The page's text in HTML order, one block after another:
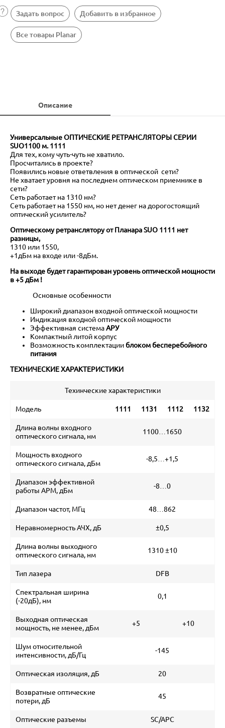
Задать вопрос Добавить в избранное
Все товары Planar
Описание
Универсальные ОПТИЧЕСКИЕ РЕТРАНСЛЯТОРЫСЕРИИ
SUO1100 м. 1111
Для тех, кому чуть-чуть не хватило.
Просчитались в проекте?
Появились новые ответвления в оптической сети?
Не хватает уровня на последнем оптическом приемнике в
сети?
Сеть работает на 1310 нм?
Сеть работает на 1550 нм, но нет денег на дорогостоящий
оптический усилитель?
Оптическому ретранслятору от ПланараSUO 1111 нет
разницы,
1310 или 1550,
+1дБм на входе или -8дБм.
На выходе будет гарантирован уровень оптической мощности
в +5 дБм !
Основные особенности
Широкий диапазон входной оптической мощности
Индикация входной оптической мощности
Эффективная системаАРУ
Компактный литой корпус
Возможность комплектацииблоком бесперебойного
питания
ТЕХНИЧЕСКИЕ ХАРАКТЕРИСТИКИ
Техинческие характеристики
Модель 1111 1131 1112 1132
Длина волны входного
оптического сигнала, нм
1100…1650
Мощность входного
оптического сигнала, дБм
-8,5…+1,5
Диапазон эффективной
работы АРМ, дБм
-8…0
Диапазон частот, МГц 48…862
Неравномерность АЧХ, дБ ±0,5
Длина волны выходного
оптического сигнала, нм
1310 ±10
Тип лазера DFB
Спектральная ширина
(-20дБ), нм
0,1
Выходная оптическая
мощность, не менее, дБм
+5 +10
Шум относительной
интенсивности, дБ/Гц
-145
Оптическая изоляция, дБ 20
Возвратные оптические
потери, дБ
45
Оптические разъемы SC/APC